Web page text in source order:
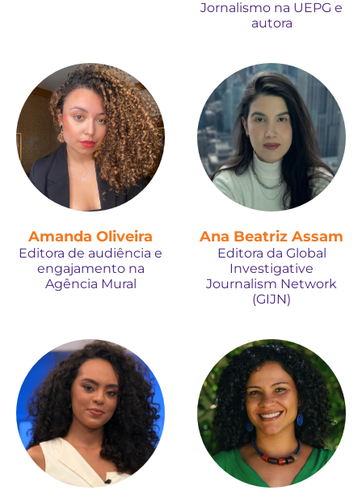
Jornalismo na UEPG e
autora
Amanda Oliveira
Editora de audiência e
engajamento na
Agência Mural
Ana Beatriz Assam
Editora da Global
Investigative
Journalism Network
(GIJN)